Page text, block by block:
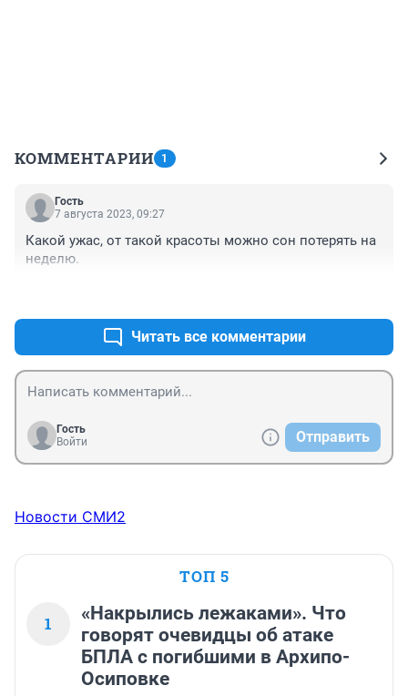
КОММЕНТАРИИ 1
Гость
7 августа 2023, 09:27
Какой ужас, от такой красоты можно сон потерять на
неделю.
Читать все комментарии
Гость
Войти
Отправить
Новости СМИ2
ТОП 5
1
«Накрылись лежаками». Что
говорят очевидцы об атаке
БПЛА с погибшими в Архипо-
Осиповке